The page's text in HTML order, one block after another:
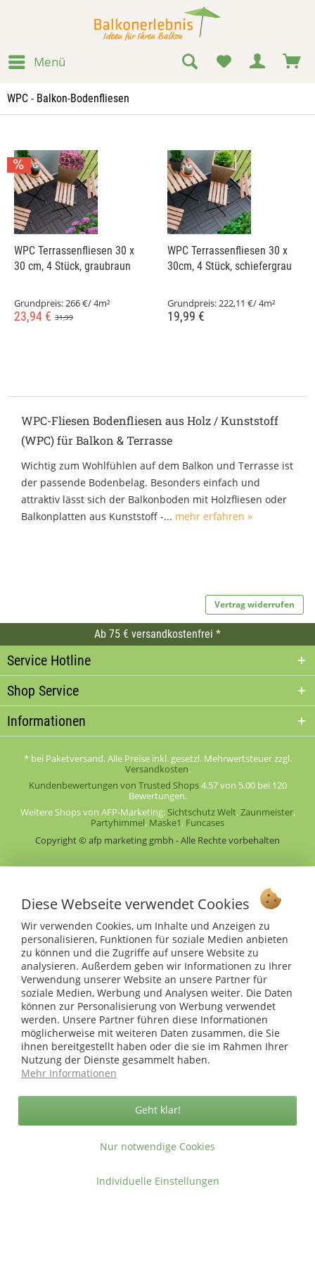
Menü
WPC - Balkon-Bodenfliesen
WPC Terrassenfliesen 30 x
30 cm, 4 Stück, graubraun
Grundpreis:266 €/ 4m²
31,99
23,94 €
WPC Terrassenfliesen 30 x
30cm, 4 Stück, schiefergrau
Grundpreis:222,11 €/ 4m²
19,99 €
WPC-Fliesen Bodenfliesen aus Holz / Kunststoff
(WPC) für Balkon & Terrasse
Wichtig zum Wohlfühlen auf dem Balkon und Terrasse ist
der passende Bodenbelag. Besonders einfach und
attraktiv lässt sich der Balkonboden mit Holzfliesen oder
Balkonplatten aus Kunststoff -... mehr erfahren »
Vertrag widerrufen
Ab 75 € versandkostenfrei *
Service Hotline
Shop Service
Informationen
* bei Paketversand. Alle Preise inkl. gesetzl. Mehrwertsteuer zzgl.
Versandkosten.
Kundenbewertungen von Trusted Shops4.57von 5.00 bei 120
Bewertungen.
Weitere Shops von AFP-Marketing:Sichtschutz Welt,Zaunmeister,
Partyhimmel, Maske1, Funcases
Copyright © afp marketing gmbh - Alle Rechte vorbehalten
Diese Webseite verwendet Cookies
Wir verwenden Cookies, um Inhalte und Anzeigen zu
personalisieren, Funktionen für soziale Medien anbieten
zu können und die Zugriffe auf unsere Website zu
analysieren. Außerdem geben wir Informationen zu Ihrer
Verwendung unserer Website an unsere Partner für
soziale Medien, Werbung und Analysen weiter. Die Daten
können zur Personalisierung von Werbung verwendet
werden. Unsere Partner führen diese Informationen
möglicherweise mit weiteren Daten zusammen, die Sie
ihnen bereitgestellt haben oder die sie im Rahmen Ihrer
Nutzung der Dienste gesammelt haben.
Mehr Informationen
Nur notwendige Cookies
Geht klar!
Individuelle Einstellungen